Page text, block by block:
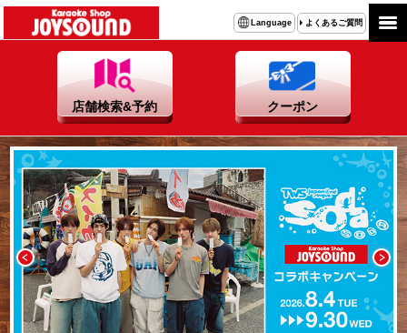
カラオケショップ JOYSOUND｜笑顔でまた来たくなるカラ
Language よくあるご質問
店舗検索&予約 クーポン